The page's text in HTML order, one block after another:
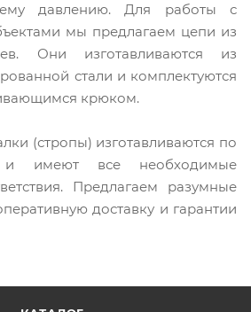
давлению. Для работы с
мы предлагаем цепи из
Они изготавливаются из
стали и комплектуются
крюком.
(стропы) изготавливаются по
и имеют все необходимые
Предлагаем разумные
доставку и гарантии